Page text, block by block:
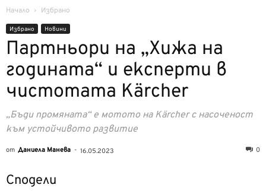
Начало Избрано
Избрано Новини
Партньори на „Хижа на
годината“ и експерти в
чистотата Kärcher
„Бъди промяната“ е мотото на Kärcher с насоченост
към устойчивото развитие
от Даниела Манева - 16.05.2023 0
Сподели